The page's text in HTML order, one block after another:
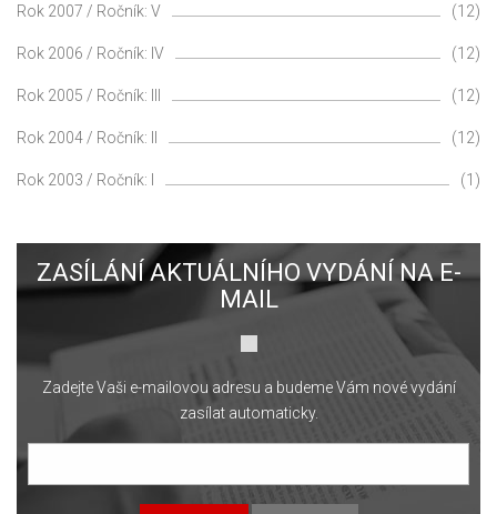
Rok 2007 / Ročník: V (12)
Rok 2006 / Ročník: IV (12)
Rok 2005 / Ročník: III (12)
Rok 2004 / Ročník: II (12)
Rok 2003 / Ročník: I (1)
ZASÍLÁNÍ AKTUÁLNÍHO VYDÁNÍ NA E-
MAIL
Zadejte Vaši e-mailovou adresu a budeme Vám nové vydání
zasílat automaticky.